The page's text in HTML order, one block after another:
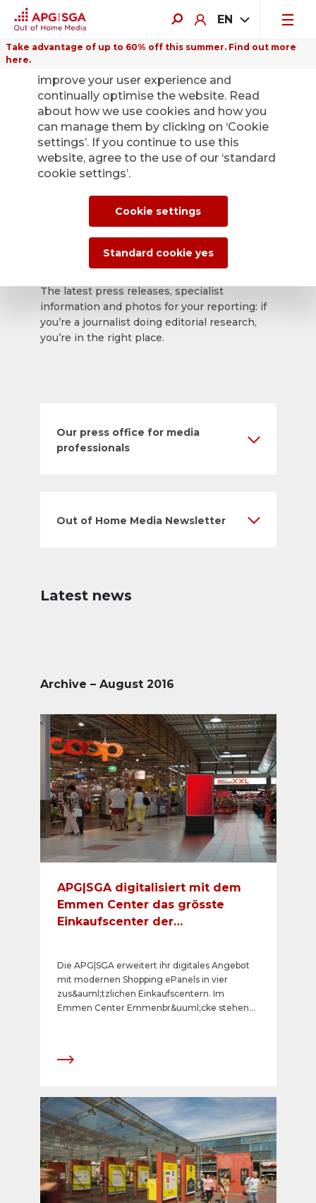
EN
Take advantage of up to 60% off this summer. Find out more
here.
Back
APG|SGA press
office for news and
press releases.
The latest press releases, specialist
information and photos for your reporting: if
you’re a journalist doing editorial research,
you’re in the right place.
Our press office for media
professionals
Out of Home Media Newsletter
Latest news
Archive – August 2016
APG|SGA digitalisiert mit dem
Emmen Center das grösste
Einkaufscenter der
Die APG|SGA erweitert ihr digitales Angebot
mit modernen Shopping ePanels in vier
zus&auml;tzlichen Einkaufscentern. Im
Emmen Center Emmenbr&uuml;cke stehen
Biel/Bienne und Novaseta Arbon ins Angebot
aktuell 152 Shopping ePanels in 24
Einkaufscentern.
improve your user experience and
continually optimise the website. Read
about how we use cookies and how you
can manage them by clicking on ‘Cookie
settings’. If you continue to use this
website, agree to the use of our ‘standard
cookie settings’.
Cookie settings
Standard cookie yes